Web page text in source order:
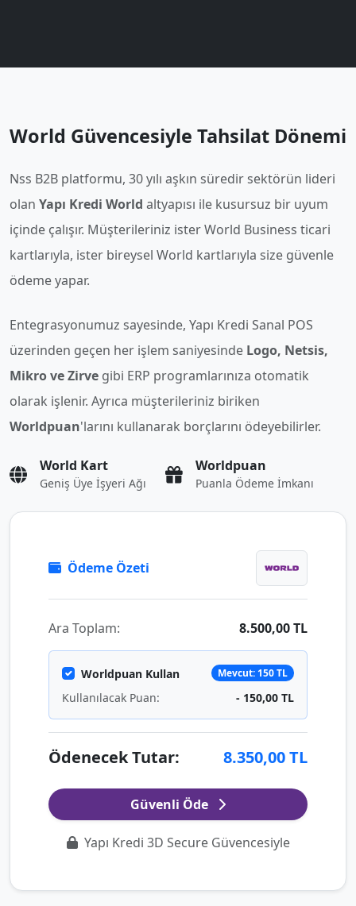
World Güvencesiyle Tahsilat Dönemi
Nss B2B platformu, 30 yılı aşkın süredir sektörün lideri
olan Yapı Kredi World altyapısı ile kusursuz bir uyum
içinde çalışır. Müşterileriniz ister World Business ticari
kartlarıyla, ister bireysel World kartlarıyla size güvenle
ödeme yapar.
Entegrasyonumuz sayesinde, Yapı Kredi Sanal POS
üzerinden geçen her işlem saniyesinde Logo, Netsis,
Mikro ve Zirve gibi ERP programlarınıza otomatik
olarak işlenir. Ayrıca müşterileriniz biriken
Worldpuan'larını kullanarak borçlarını ödeyebilirler.
World Kart
Geniş Üye İşyeri Ağı
Worldpuan
Puanla Ödeme İmkanı
Ödeme Özeti
Ara Toplam: 8.500,00 TL
Worldpuan Kullan Mevcut: 150 TL
Kullanılacak Puan: - 150,00 TL
Ödenecek Tutar: 8.350,00 TL
Güvenli Öde
Yapı Kredi 3D Secure Güvencesiyle